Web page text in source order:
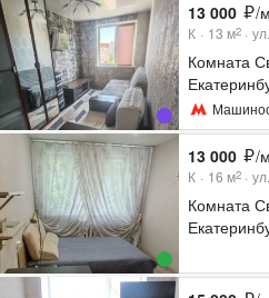
13 000 /
К 13 м2
Комната
13 000 /
К 16 м2
Комната